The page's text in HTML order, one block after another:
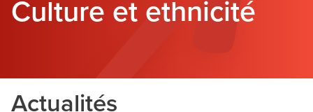
Culture et ethnicité
Actualités